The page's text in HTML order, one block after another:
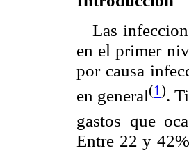
Las
en el primer
por causa
en general(1).
gastos que
Entre 22 y